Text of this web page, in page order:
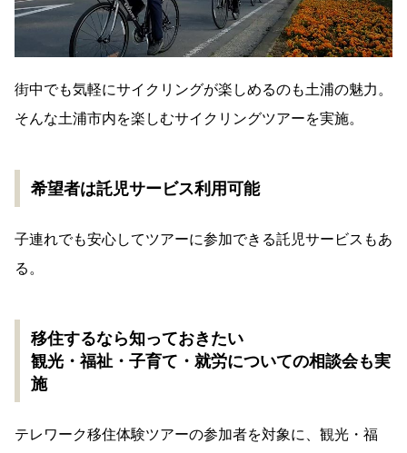
街中でも気軽にサイクリングが楽しめるのも土浦の魅力。
そんな土浦市内を楽しむサイクリングツアーを実施。
希望者は託児サービス利用可能
子連れでも安心してツアーに参加できる託児サービスもあ
る。
移住するなら知っておきたい
観光・福祉・子育て・就労についての相談会も実
施
テレワーク移住体験ツアーの参加者を対象に、観光・福